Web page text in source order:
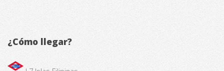
¿Cómo llegar?